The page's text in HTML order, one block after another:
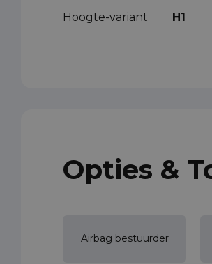
Hoogte-variant H1
Opties &
Airbag bestuurder